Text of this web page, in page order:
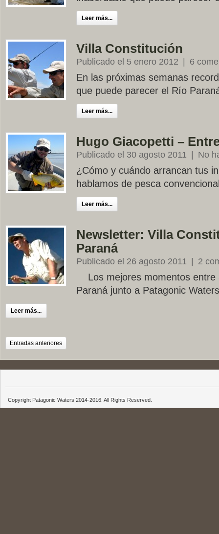
Leer más...
Villa Constitución
Publicado el 5 enero 2012 6
En las próximas semanas
que puede parecer el Río
Leer más...
Hugo Giacopetti –
Publicado el 30 agosto 2011 No
¿Cómo y cuándo arrancan tus
hablamos de pesca
Leer más...
Newsletter: Villa
Paraná
Publicado el 26 agosto 2011 2
Los mejores momentos entre
Paraná junto a Patagonic
Leer más...
Entradas anteriores
Copyright Patagonic Waters 2014-2016. All Rights Reserved.